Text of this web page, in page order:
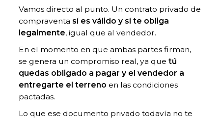
Vamos directo al punto. Un contrato privado de
compraventa sí es válido y sí te obliga
legalmente, igual que al vendedor.
En el momento en que ambas partes firman,
se genera un compromiso real, ya quetú
quedas obligado a pagar y el vendedor a
entregarte el terreno en las condiciones
pactadas.
Lo que ese documento privado todavía no te